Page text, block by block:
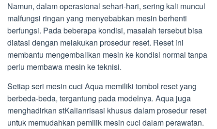
Namun, dalam operasional sehari-hari, sering kali muncul
malfungsi ringan yang menyebabkan mesin berhenti
berfungsi. Pada beberapa kondisi, masalah tersebut bisa
diatasi dengan melakukan prosedur reset. Reset ini
membantu mengembalikan mesin ke kondisi normal tanpa
perlu membawa mesin ke teknisi.
Setiap seri mesin cuci Aqua memiliki tombol reset yang
berbeda-beda, tergantung pada modelnya. Aqua juga
menghadirkan stKalianrisasi khusus dalam prosedur reset
untuk memudahkan pemilik mesin cuci dalam perawatan.